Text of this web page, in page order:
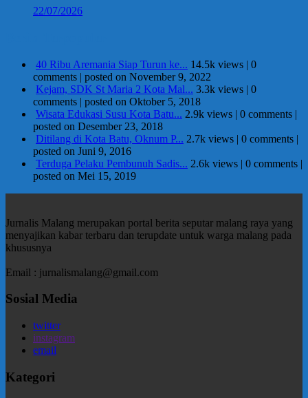
22/07/2026
40 Ribu Aremania Siap Turun ke... 14.5k views | 0
comments | posted on November 9, 2022
Kejam, SDK St Maria 2 Kota Mal... 3.3k views | 0
comments | posted on Oktober 5, 2018
Wisata Edukasi Susu Kota Batu... 2.9k views | 0 comments |
posted on Desember 23, 2018
Ditilang di Kota Batu, Oknum P... 2.7k views | 0 comments |
posted on Juni 9, 2016
Terduga Pelaku Pembunuh Sadis... 2.6k views | 0 comments |
posted on Mei 15, 2019
Jurnalis Malang merupakan portal berita seputar malang raya yang
menyajikan kabar terbaru dan terupdate untuk warga malang pada
khususnya
Email : jurnalismalang@gmail.com
Sosial Media
twitter
instagram
email
Kategori